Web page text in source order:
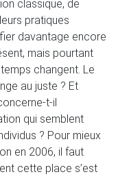
classique, de
pratiques
davantage encore
mais pourtant
changent. Le
au juste ? Et
t-il
qui semblent
? Pour mieux
en 2006, il faut
cette place s’est